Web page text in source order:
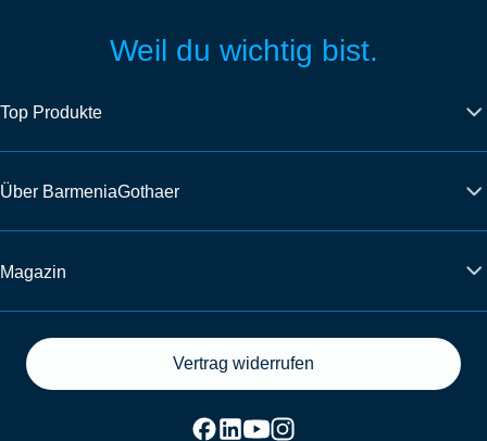
Weil du wichtig bist.
Top Produkte
Über BarmeniaGothaer
Magazin
Vertrag widerrufen